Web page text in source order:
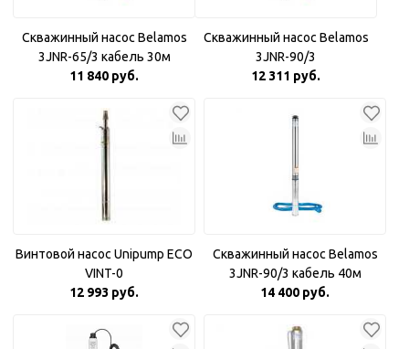
Скважинный насос Belamos
3JNR-65/3 кабель 30м
11 840 руб.
Скважинный насос Belamos
3JNR-90/3
12 311 руб.
Винтовой насос Unipump ECO
VINT-0
12 993 руб.
Скважинный насос Belamos
3JNR-90/3 кабель 40м
14 400 руб.